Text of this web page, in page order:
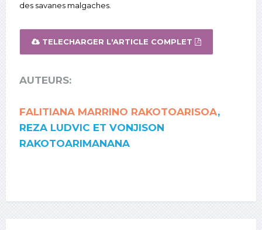
des savanes malgaches.
TELECHARGER L'ARTICLE COMPLET
AUTEURS:
FALITIANA MARRINO RAKOTOARISOA,
REZA LUDVIC ET VONJISON
RAKOTOARIMANANA